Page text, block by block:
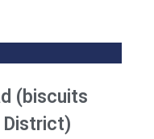
(biscuits
District)